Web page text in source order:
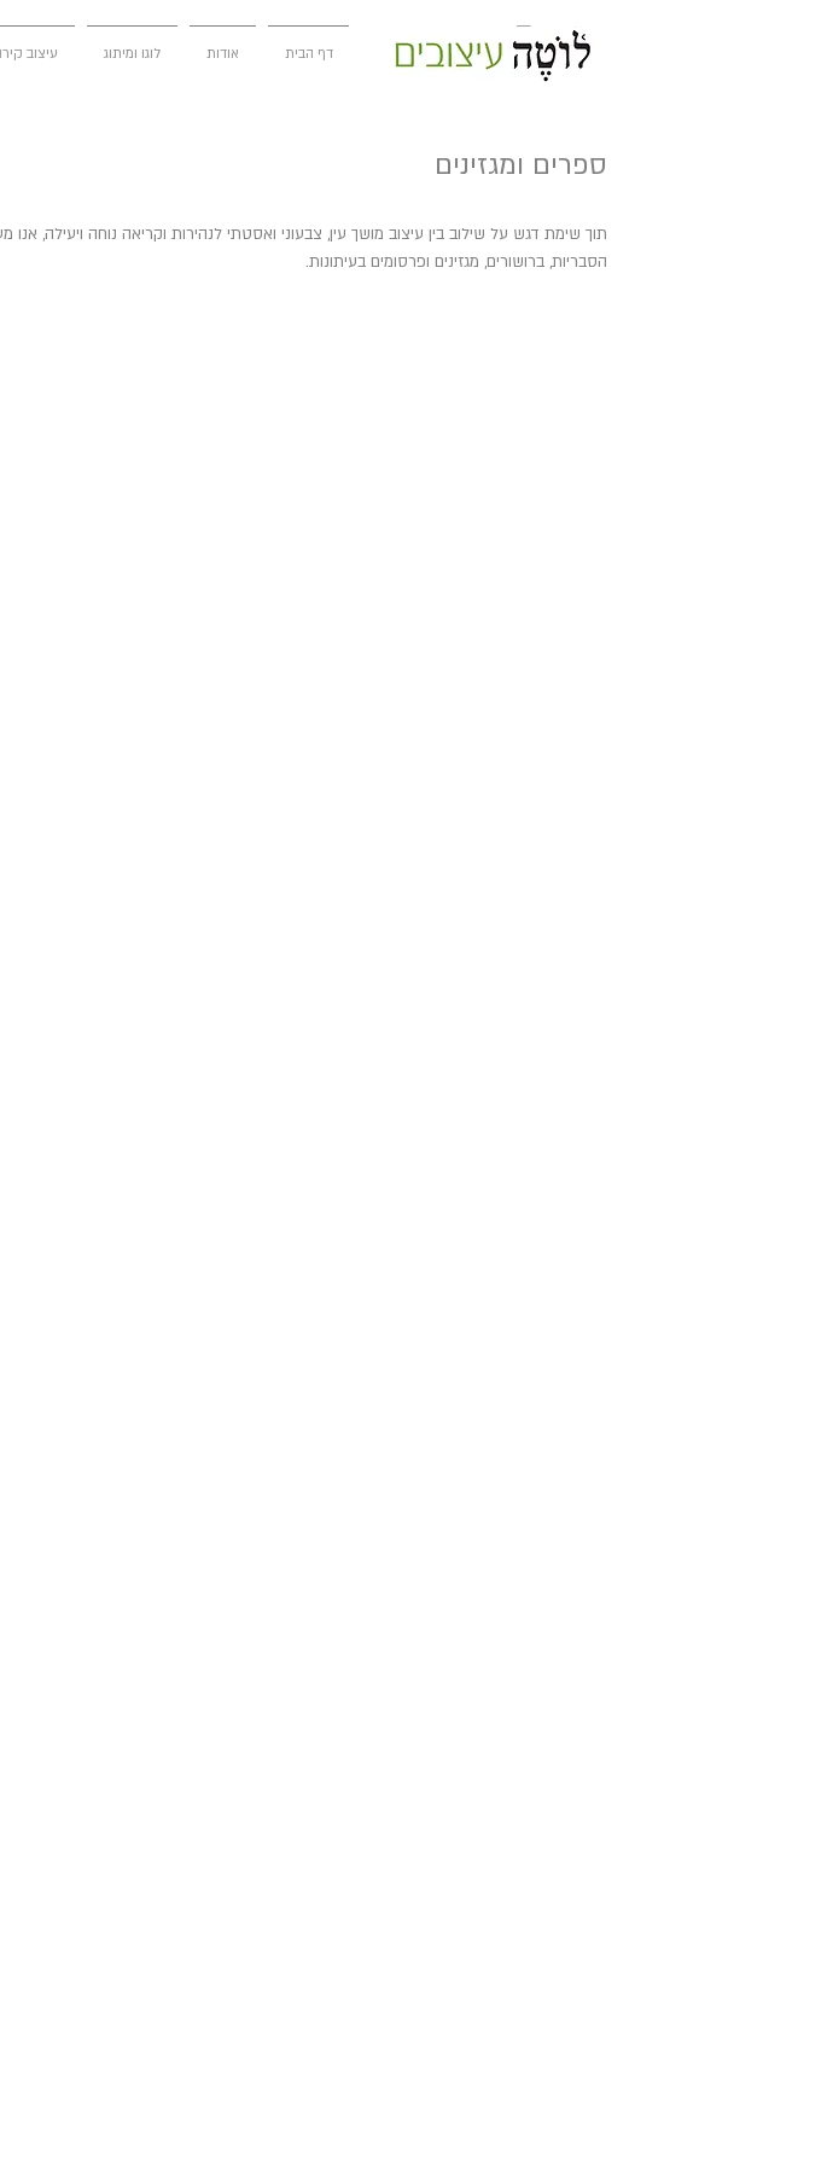
עיצוב לוגו ומיתוג אודות דף הבית
ספרים ומגזינים
תוך שימת דגש על שילוב בין עיצוב מושך עין, צבעוני ואסטתי לנהירות וקריאה נוחה ויעילה,
הסבריות, ברושורים, מגזינים ופרסומים בעיתונות.